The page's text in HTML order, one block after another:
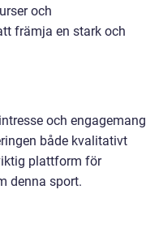
och
främja en stark och
och engagemang
både kvalitativt
plattform för
denna sport.